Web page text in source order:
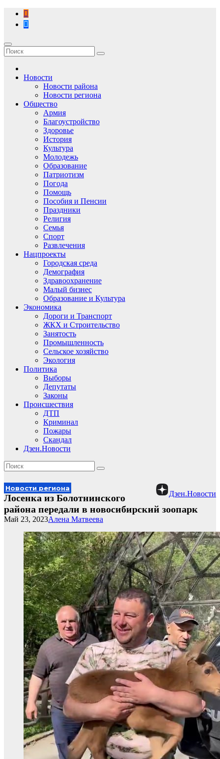
Перейти
содержимому
Новости
Новости района
Новости региона
Общество
Армия
Благоустройство
Здоровье
История
Культура
Молодежь
Образование
Патриотизм
Погода
Помощь
Пособия и Пенсии
Праздники
Религия
Семья
Спорт
Развлечения
Нацпроекты
Городская среда
Демография
Здравоохранение
Малый бизнес
Образование и Культура
Экономика
Дороги и Транспорт
ЖКХ и Строительство
Занятость
Промышленность
Сельское хозяйство
Экология
Политика
Выборы
Депутаты
Законы
Происшествия
ДТП
Криминал
Пожары
Скандал
Дзен.Новости
Дзен.Новости
Новости региона
Лосенка из Болотнинского
района передали в новосибирский зоопарк
Алена Матвеева
Май 23, 2023